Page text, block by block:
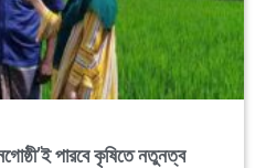
পারবে কৃষিতে নতুনত্ব